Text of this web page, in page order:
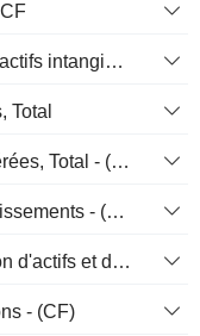
Dépréciation du goodwill et des actifs intangibles
Total
Amortissement des charges différées, Total - (CF)
(Gain) perte sur la vente d'investissements - (CF)
Dépréciation du coût d'acquisition d'actifs et dépenses de restructuration
- (CF)